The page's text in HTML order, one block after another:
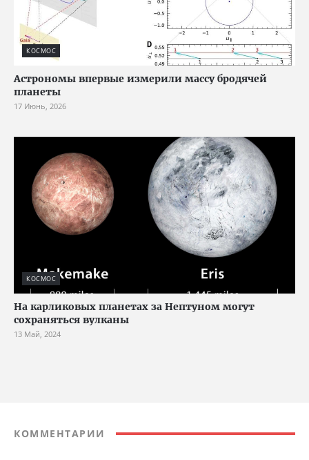
КОСМОС
Астрономы впервые измерили массу бродячей
планеты
17 Июнь, 2026
КОСМОС
На карликовых планетах за Нептуном могут
сохраняться вулканы
13 Май, 2024
КОММЕНТАРИИ